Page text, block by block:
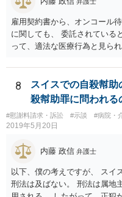
雇用契約書から、オンコール
に関しても、 委託されている
って、適法な医療行為と見られ
8
スイスでの自殺幇
殺幇助罪に問われる
#慰謝料請求・訴訟 #示談 #病院・
2019年5月20日
内藤 政信 弁護士
以下、僕の考えですが、 スイ
刑法は及ばない。 刑法は属地